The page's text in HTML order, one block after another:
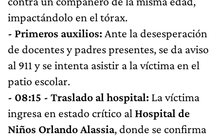
impactándolo en el tórax.
- Primeros auxilios: Ante la desesperación
de docentes y padres presentes, se da aviso
al 911 y se intenta asistir a la víctima en el
patio escolar.
- 08:15 - Traslado al hospital: La víctima
ingresa en estado crítico al Hospital de
Niños Orlando Alassia, donde se confirma